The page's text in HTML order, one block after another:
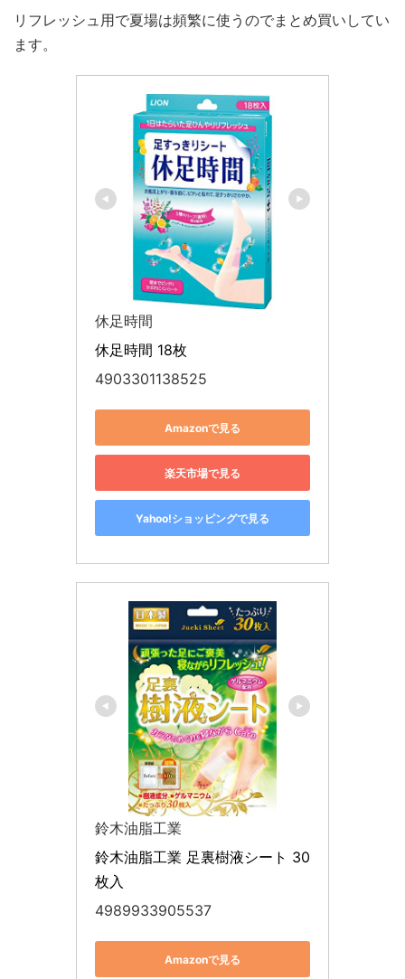
リフレッシュ用で夏場は頻繁に使うのでまとめ買いしてい
ます。
休足時間
休足時間 18枚
4903301138525
Amazonで見る
楽天市場で見る
Yahoo!ショッピングで見る
鈴木油脂工業
鈴木油脂工業 足裏樹液シート 30
枚入
4989933905537
Amazonで見る